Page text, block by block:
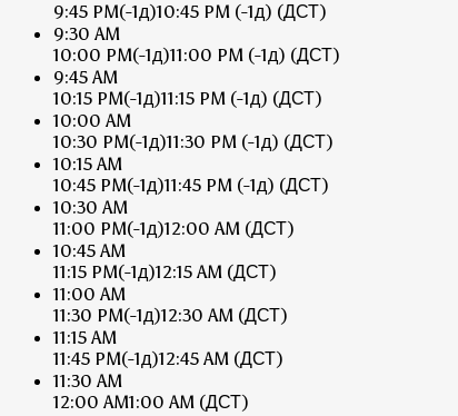
9:45 PM(-1д)10:45 PM (-1д) (ДСТ)
9:30 AM
10:00 PM(-1д)11:00 PM (-1д) (ДСТ)
9:45 AM
10:15 PM(-1д)11:15 PM (-1д) (ДСТ)
10:00 AM
10:30 PM(-1д)11:30 PM (-1д) (ДСТ)
10:15 AM
10:45 PM(-1д)11:45 PM (-1д) (ДСТ)
10:30 AM
11:00 PM(-1д)12:00 AM (ДСТ)
10:45 AM
11:15 PM(-1д)12:15 AM (ДСТ)
11:00 AM
11:30 PM(-1д)12:30 AM (ДСТ)
11:15 AM
11:45 PM(-1д)12:45 AM (ДСТ)
11:30 AM
12:00 AM1:00 AM (ДСТ)